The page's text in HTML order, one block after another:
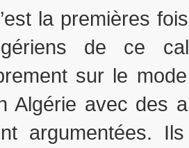
la premières
de ce
sur le
Algérie avec des
argumentées.